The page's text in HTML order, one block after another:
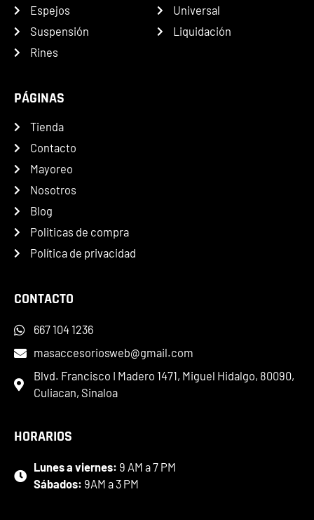
Espejos
Suspensión
Rines
Universal
Liquidación
PÁGINAS
Tienda
Contacto
Mayoreo
Nosotros
Blog
Politicas de compra
Política de privacidad
CONTACTO
667 104 1236
masaccesoriosweb@gmail.com
Blvd. Francisco I Madero 1471, Miguel Hidalgo, 80090,
Culiacan, Sinaloa
HORARIOS
Lunes a viernes: 9 AM a 7 PM
Sábados: 9AM a 3 PM